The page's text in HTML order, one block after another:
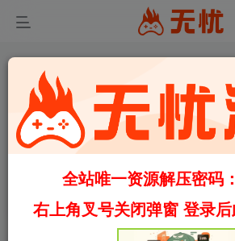
兄妹同居生活/Sibling Living v1.0 机
首页 福利 正文
全站唯一资源解压密码
右上角叉号关闭弹窗 登录